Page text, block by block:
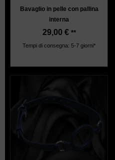
Bavaglio in pelle con pallina
interna
29,00 € **
Tempi di consegna: 5-7 giorni*